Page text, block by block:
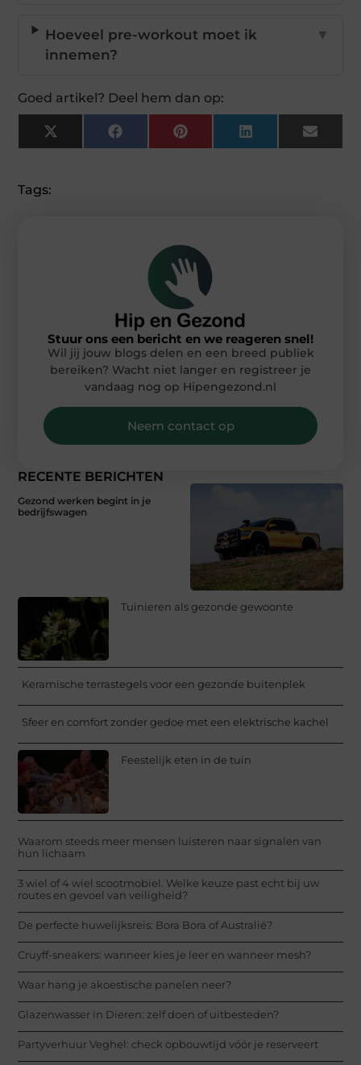
Hoeveel pre-workout moet ik
innemen?
▼
Goed artikel? Deel hem dan op:
X
(Twitter)
FacebookPinterestLinkedInEmail
Tags:
RECENTE BERICHTEN
Gezond werken begint in je
bedrijfswagen
Tuinieren als gezonde gewoonte
Keramische terrastegels voor een gezonde buitenplek
Sfeer en comfort zonder gedoe met een elektrische kachel
Feestelijk eten in de tuin
Waarom steeds meer mensen luisteren naar signalen van
hun lichaam
3 wiel of 4 wiel scootmobiel. Welke keuze past echt bij uw
routes en gevoel van veiligheid?
De perfecte huwelijksreis: Bora Bora of Australië?
Cruyff-sneakers: wanneer kies je leer en wanneer mesh?
Waar hang je akoestische panelen neer?
Glazenwasser in Dieren: zelf doen of uitbesteden?
Partyverhuur Veghel: check opbouwtijd vóór je reserveert
Stuur ons een bericht en we reageren snel!
Wil jij jouw blogs delen en een breed publiek
bereiken? Wacht niet langer en registreer je
vandaag nog op Hipengezond.nl
Neem contact op